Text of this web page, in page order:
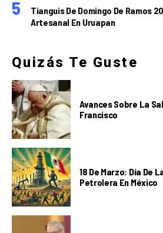
Tianguis De Domingo De Ramos
Artesanal En Uruapan
Quizás Te Guste
Avances Sobre La
Francisco
18 De Marzo: Día De
Petrolera En México